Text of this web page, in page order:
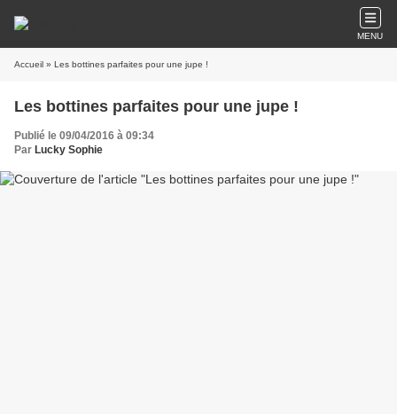
MENU
Accueil » Les bottines parfaites pour une jupe !
Les bottines parfaites pour une jupe !
Publié le 09/04/2016 à 09:34
Par Lucky Sophie